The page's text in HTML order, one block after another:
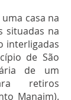
casa na
situadas na
interligadas
de São
de um
retiros
Manaim).